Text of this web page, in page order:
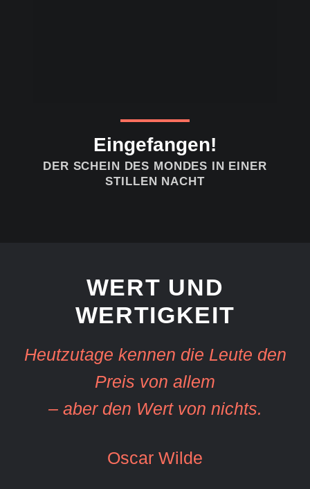
Eingefangen!
DER SCHEIN DES MONDES IN EINER
STILLEN NACHT
WERT UND
WERTIGKEIT
Heutzutage kennen die Leute den
Preis von allem
– aber den Wert von nichts.
Oscar Wilde